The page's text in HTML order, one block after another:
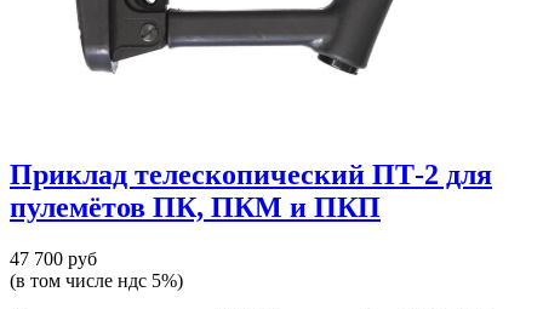
Приклад телескопический ПТ-2 для
пулемётов ПК, ПКМ и ПКП
47 700 руб
(в том числе ндс 5%)